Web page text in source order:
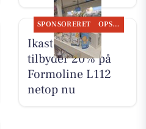
SPONSORERET OPSLAGSTAVLEN
Ikast Apotek
tilbyder 20% på
Formoline L112
netop nu